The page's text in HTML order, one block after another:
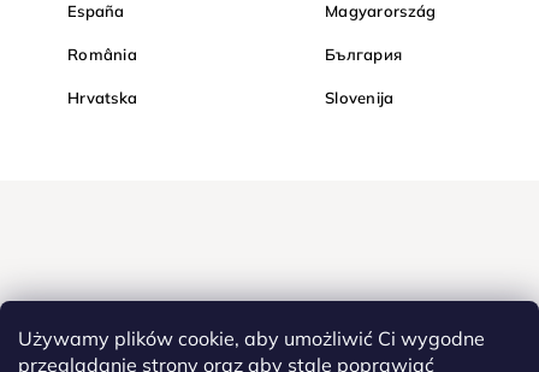
Używamy plików cookie, aby umożliwić Ci wygodne
przeglądanie strony oraz aby stale poprawiać
España Magyarország
România България
Hrvatska Slovenija